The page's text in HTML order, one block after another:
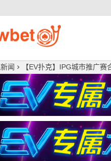
闻 【EV扑克】IPG城市推广